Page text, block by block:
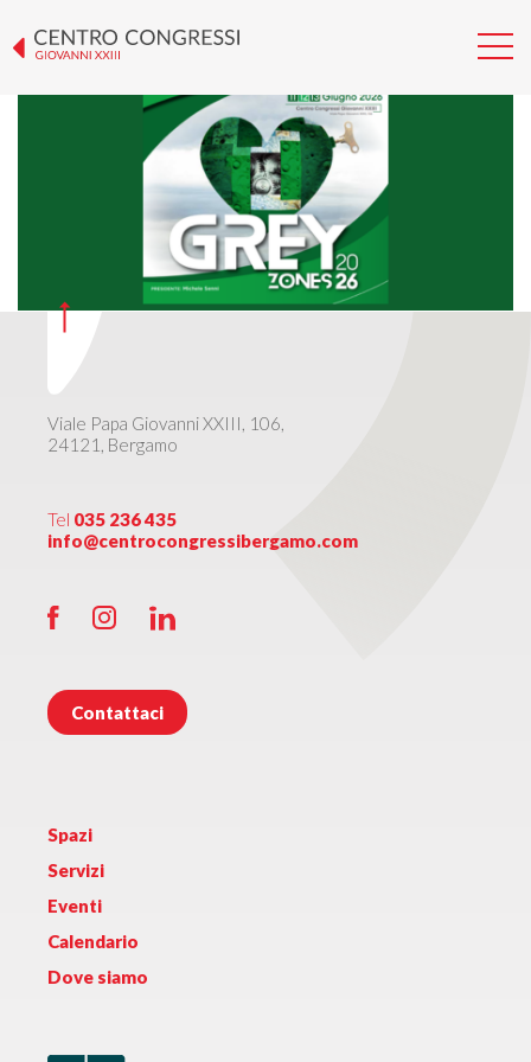
GREY ZONES 2026
Viale Papa Giovanni XXIII, 106,
24121, Bergamo
Tel 035 236 435
info@centrocongressibergamo.com
Contattaci
Spazi
Servizi
Eventi
Calendario
Dove siamo